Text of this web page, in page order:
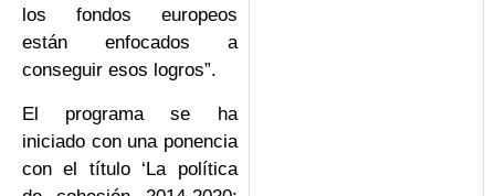
los fondos europeos
están enfocados a
conseguir esos logros”.
El programa se ha
iniciado con una ponencia
con el título ‘La política